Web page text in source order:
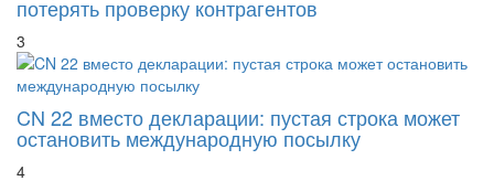
Старые выгрузки ЕГРЮЛ отключили: как не
потерять проверку контрагентов
3
CN 22 вместо декларации: пустая строка может
остановить международную посылку